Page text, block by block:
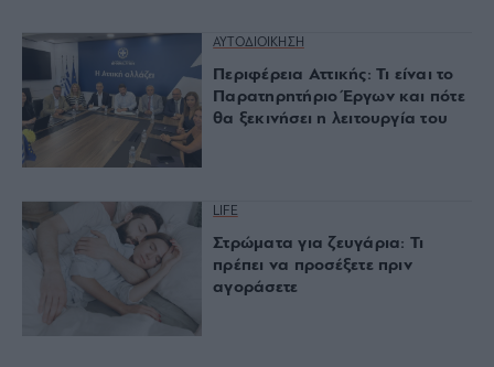
ΑΥΤΟΔΙΟΙΚΗΣΗ
Περιφέρεια Αττικής: Τι είναι το
Παρατηρητήριο Έργων και πότε
θα ξεκινήσει η λειτουργία του
LIFE
Στρώματα για ζευγάρια: Τι
πρέπει να προσέξετε πριν
αγοράσετε